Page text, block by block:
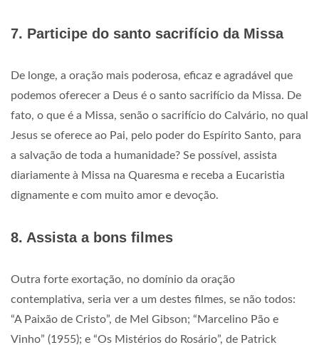
7. Participe do santo sacrifício da Missa
De longe, a oração mais poderosa, eficaz e agradável que
podemos oferecer a Deus é o santo sacrifício da Missa. De
fato, o que é a Missa, senão o sacrifício do Calvário, no qual
Jesus se oferece ao Pai, pelo poder do Espírito Santo, para
a salvação de toda a humanidade? Se possível, assista
diariamente à Missa na Quaresma e receba a Eucaristia
dignamente e com muito amor e devoção.
8. Assista a bons filmes
Outra forte exortação, no domínio da oração
contemplativa, seria ver a um destes filmes, se não todos:
“A Paixão de Cristo”, de Mel Gibson; “Marcelino Pão e
Vinho” (1955); e “Os Mistérios do Rosário”, de Patrick